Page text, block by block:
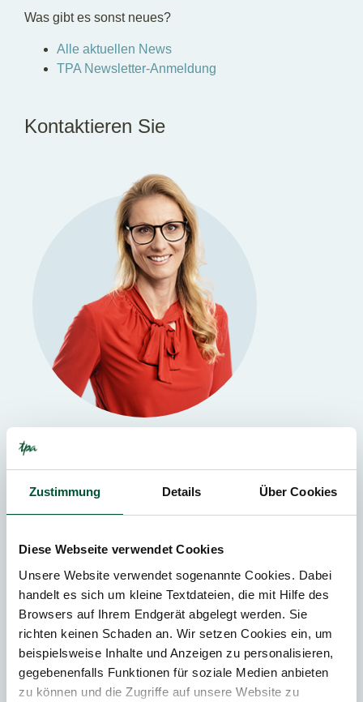
Zustimmung Details Über Cookies
Diese Webseite verwendet Cookies
Unsere Website verwendet sogenannte Cookies. Dabei
handelt es sich um kleine Textdateien, die mit Hilfe des
Browsers auf Ihrem Endgerät abgelegt werden. Sie
richten keinen Schaden an. Wir setzen Cookies ein, um
beispielsweise Inhalte und Anzeigen zu personalisieren,
gegebenenfalls Funktionen für soziale Medien anbieten
zu können und die Zugriffe auf unsere Website zu
Was gibt es sonst neues?
Alle aktuellen News
TPA Newsletter-Anmeldung
Kontaktieren Sie
Steuerberaterin
Partnerin bei TPA Österreich
TEILEN